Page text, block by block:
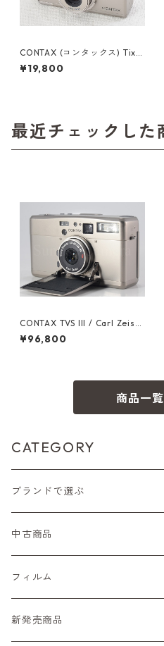
CONTAX (コンタックス) Tix /
Carl Zeiss T* Sonnar 28mm
F2.8（20511）
¥19,800
最近チェックした
CONTAX TVS III / Carl Zeiss
Vario Sonner T* 30-60mm
F3.7-6.7 コンタックス（6047
¥96,800
商品一
CATEGORY
ブランドで選ぶ
Nikon（ニコン）
Sシリーズ
Fシリーズ（一桁＋F100）
Canon（キヤノン）
レンジファインダー（7、P）
PENTAX（ペンタックス）
中古商品
フィルムカメラ
一眼レフカメラ（マニュアルフォーカ
デジタルカメラ
フィルム
レンズ付きフィルム
新発売商品